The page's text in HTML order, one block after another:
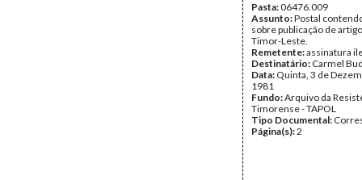
Pasta:06476.009
Assunto:Postal
sobre publicação de
Timor-Leste.
Remetente:assinatura
Destinatário: Carmel
Data: Quinta, 3 de
1981
Fundo:Arquivo da
Timorense - TAPOL
Tipo Documental:
Página(s):2